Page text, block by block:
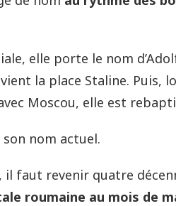
elle porte le nom
la place Staline. Puis,
Moscou, elle est
son nom actuel.
il faut revenir quatre
roumaine au mois de